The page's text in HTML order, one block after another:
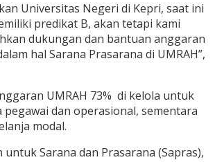
Universitas Negeri di Kepri, saat ini
predikat B, akan tetapi kami
dukungan dan bantuan anggaran
hal Sarana Prasarana di UMRAH”,
UMRAH 73% di kelola untuk
dan operasional, sementara
modal.
Sarana dan Prasarana (Sapras),